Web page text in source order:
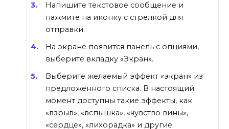
Напишите текстовое сообщение и
нажмите на иконку с стрелкой для
отправки.
На экране появится панель с опциями,
выберите вкладку «Экран».
Выберите желаемый эффект «экран» из
предложенного списка. В настоящий
момент доступны такие эффекты, как
«взрыв», «вспышка», «чувство вины»,
«сердце», «лихорадка» и другие.